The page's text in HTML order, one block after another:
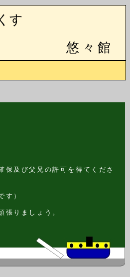
す
悠々館
及び父兄の許可を得てくださ
）
りましょう。